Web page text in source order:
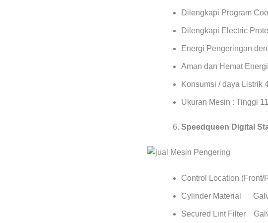
Dilengkapi Program
Dilengkapi Electric
Energi Pengeringan
Aman dan Hemat
Konsumsi / daya Listrik
Ukuran Mesin : Tinggi
Speedqueen Digital
Control Location
Cylinder Material
Secured Lint Filter